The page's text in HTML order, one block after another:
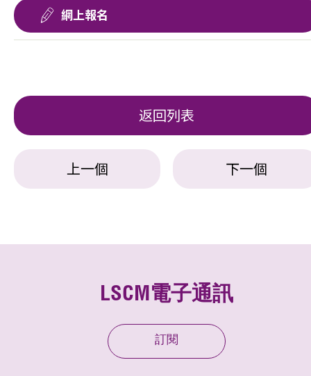
網上報名
返回列表
上一個 下一個
LSCM電子通訊
訂閱